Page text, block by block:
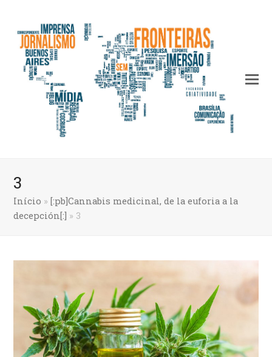
3
Início »[:pb]Cannabis medicinal, de la euforia a la
decepción[:] » 3